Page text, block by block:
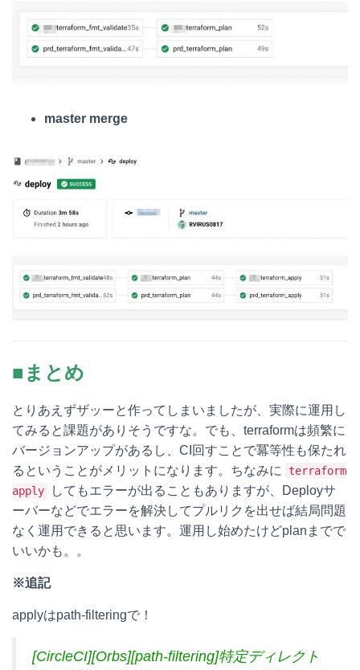
master merge
■まとめ
とりあえずザッーと作ってしまいましたが、実際に運用し
てみると課題がありそうですな。でも、terraformは頻繁に
バージョンアップがあるし、CI回すことで冪等性も保たれ
るということがメリットになります。ちなみに
terraform
apply
してもエラーが出ることもありますが、Deployサ
ーバーなどでエラーを解決してプルリクを出せば結局問題
なく運用できると思います。運用し始めたけどplanまでで
いいかも。。
※追記
applyはpath-filteringで！
[CircleCI][Orbs][path-filtering]特定ディレクト